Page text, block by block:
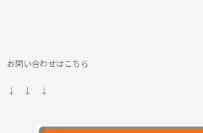
お問い合わせはこちら
↓ ↓ ↓